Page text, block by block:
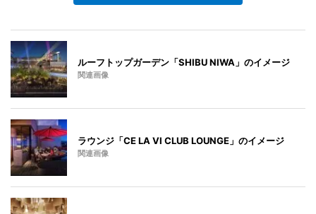
ルーフトップガーデン「SHIBU NIWA」のイメージ
関連画像
ラウンジ「CE LA VI CLUB LOUNGE」のイメージ
関連画像